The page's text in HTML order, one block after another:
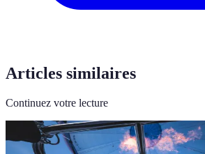
Articles similaires
Continuez votre lecture